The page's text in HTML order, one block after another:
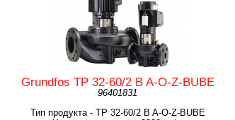
Grundfos TP 32-60/2 B A-O-Z-BUBE
96401831
Тип продукта - TP 32-60/2 B A-O-Z-BUBE